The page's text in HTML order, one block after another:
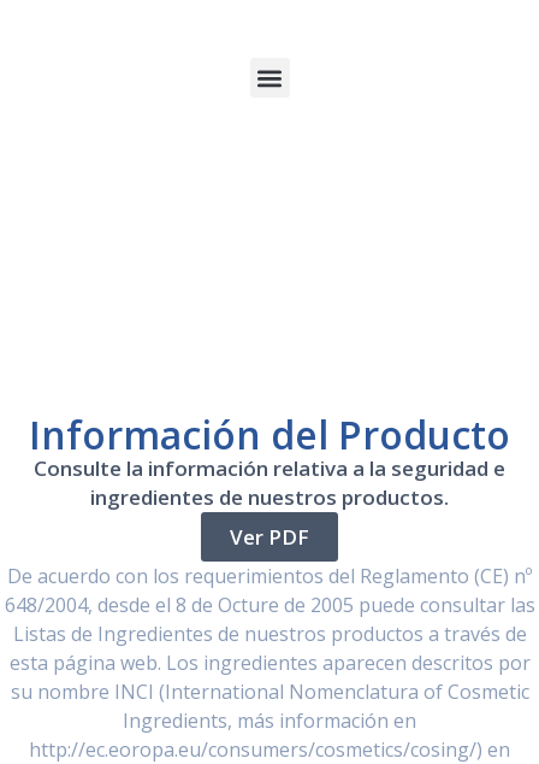
Información del Producto
Consulte la información relativa a la seguridad e
ingredientes de nuestros productos.
Ver PDF
De acuerdo con los requerimientos del Reglamento (CE) nº
648/2004, desde el 8 de Octure de 2005 puede consultar las
Listas de Ingredientes de nuestros productos a través de
esta página web. Los ingredientes aparecen descritos por
su nombre INCI (International Nomenclatura of Cosmetic
Ingredients, más información en
http://ec.eoropa.eu/consumers/cosmetics/cosing/) en